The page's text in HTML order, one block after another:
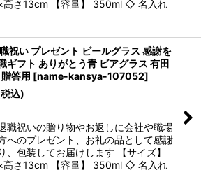
さ13cm 【容量】 350ml ◇ 名入れ
祝い プレゼント ビールグラス 感謝を
ギフト ありがとう青 ビアグラス 有田
答用 [name-kansya-107052]
込)
職祝いの贈り物やお返しに会社や職場
へのプレゼント、お礼の品として感謝
、包装してお届けします 【サイズ】
さ13cm 【容量】 350ml ◇ 名入れ